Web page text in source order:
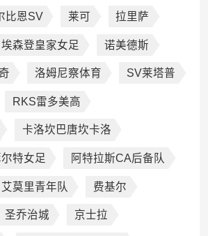
比恩SV 莱可 拉里萨
埃森登皇家女足 诺美德斯
洛姆尼察体育 SV莱塔普
RKS雷多美高
卡洛坎巴唐坎卡洛
特女足 阿特拉斯CA后备队
艾莫里青年队 费基尔
圣乔治城 京士拉